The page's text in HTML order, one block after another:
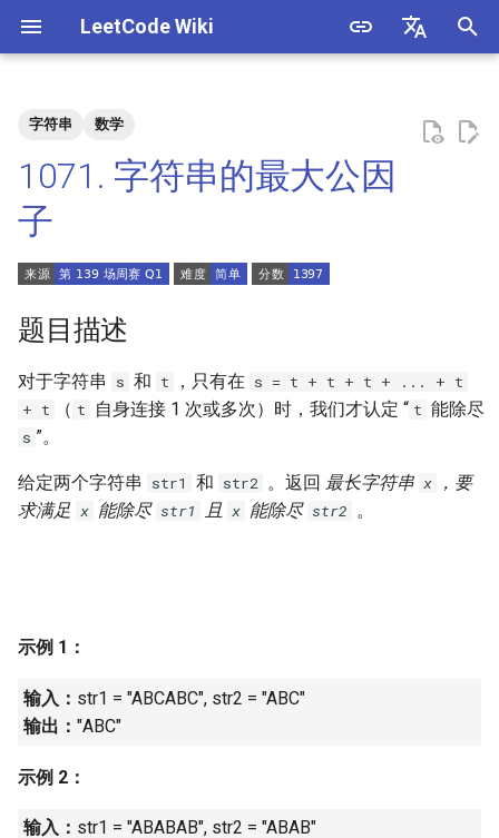
LeetCode Wiki
在
始
化
搜
索
擎
解法
方法一
方法二
4. 二维数组中的查找
5. 替换空格
6. 从尾到头打印链表
7. 重建二叉树
9. 用两个栈实现队列
10.1. 斐波那契数列
12. 矩阵中的路径
13. 机器人的运动范围
2. 二进制加法
3. 前 n 个数字二进制中 1 的个
数
4. 只出现一次的数字
5. 单词长度的最大乘积
6. 排序数组中两个数字之和
7. 数组中和为 0 的三个数
9. 乘积小于 K 的子数组
10. 和为 k 的子数组
1.2. 判定是否互为字符重排
1.3. URL 化
1.4. 回文排列
1.5. 一次编辑
1.6. 字符串压缩
1.7. 旋转矩阵
2.1. 移除重复节点
2.2. 返回倒数第 k 个节点
字符串 数学
1071. 字符串的最大公因
子
题目描述
对于字符串 s 和 t ，只有在 s = t + t + t + ... + t
+ t
（ t 自身连接 1 次或多次）时，我们才认定 “ t 能除尽
s ”。
给定两个字符串 str1 和 str2 。返回 最长字符串 x
，要
求满足 x 能除尽 str1 且 x 能除尽 str2 。
示例 1：
输入： str1 = "ABCABC", str2 = "ABC"
输出： "ABC"
示例 2：
输入： str1 = "ABABAB", str2 = "ABAB"